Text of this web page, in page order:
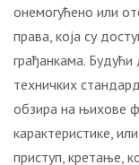
онемогућено или
права, која су
грађанкама. Будући
техничких
обзира на њихове
карактеристике,
приступ, кретање,